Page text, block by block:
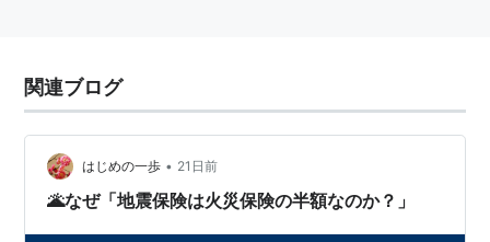
関連ブログ
はじめの一歩 • 21日前
🌋なぜ「地震保険は火災保険の半額なのか？」